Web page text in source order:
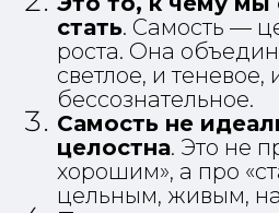
стать. Самость —
роста. Она
светлое, и теневое,
бессознательное.
Самость не
целостна. Это не
хорошим», а про
цельным, живым,